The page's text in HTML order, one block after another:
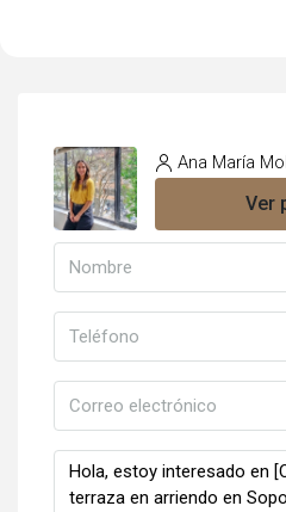
Ana María
Ver